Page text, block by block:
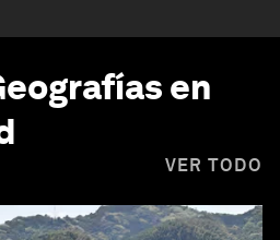
en
VER TODO